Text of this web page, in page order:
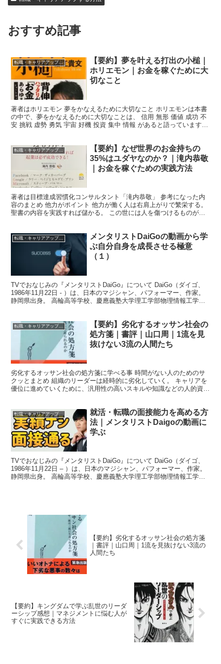
おすすめ記事
転職・キャリアアップする方法
【要約】夢を叶える打出の小槌｜
ホリエモン｜お金を稼ぐために大
切なこと
著者はホリエモン 夢をかなえるために大切なこと ホリエモンは本書
の中で、夢をかなえるために大切なことは、 信用 無形 価値 成功 不
安 挑戦 虚勢 勇気 宇宙 好機 投資 集中 情報 があると語っています。
転職・キャリアアップする方法
【要約】なぜ世界のお金持ちの
35%はユダヤなのか？｜滝内恭敬
｜お金を稼ぐための実践方法
著者は目標達成習慣化コンサルタント「滝内恭敬」 参考になった内
容のまとめ 他力がポイント 他力が働く人は右肩上がりで繁栄する。
聖書の内容を実践すれば儲かる。 この世には人を傷つけるものが三
転職・キャリアアップする方法
メンタリストDaiGoの動画から学
ぶ自分自身を成長させる極意
（１）
TVでおなじみの『メンタリストDaiGo』について DaiGo（ダイゴ、
1986年11月22日 - ）は、日本のマジシャン、パフォーマー、作家。
静岡県出身。 高輪高等学校、慶應義塾大学理工学部物理情報工学科
転職・キャリアアップする方法
【要約】劣化するオッサン社会の
処方箋｜書評｜山口周｜1流を見
抜けない3流の人間たち
劣化するオッサン社会の処方箋に学べる事 時間がない人のためのサ
クッとまとめ 組織のリーダーは経時的に劣化していく。 キャリアを
優位に進めていくために、汎用性の高いスキルや知識などの人的資本
転職・キャリアアップする方法
就活・転職の面接能力を高める方
法｜メンタリストDaigoの動画に
学ぶ
TVでおなじみの『メンタリストDaiGo』について DaiGo（ダイゴ、
1986年11月22日 – ）は、日本のマジシャン、パフォーマー、作家。
静岡県出身。 高輪高等学校、慶應義塾大学理工学部物理情報工学科
【要約】劣化するオッサン社会の処方箋
｜書評｜山口周｜1流を見抜けない3流の
人間たち
【要約】キングダムで学ぶ乱世のリーダ
ーシップ感想｜マネジメントに悩む人が
すぐに実践できる方法